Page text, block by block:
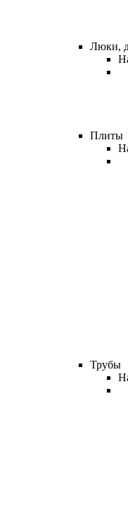
Люки,
Плиты
Трубы